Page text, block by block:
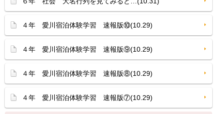
４年 愛川宿泊体験学習 速報版⑩(10.29)
４年 愛川宿泊体験学習 速報版⑨(10.29)
４年 愛川宿泊体験学習 速報版⑧(10.29)
４年 愛川宿泊体験学習 速報版⑦(10.29)